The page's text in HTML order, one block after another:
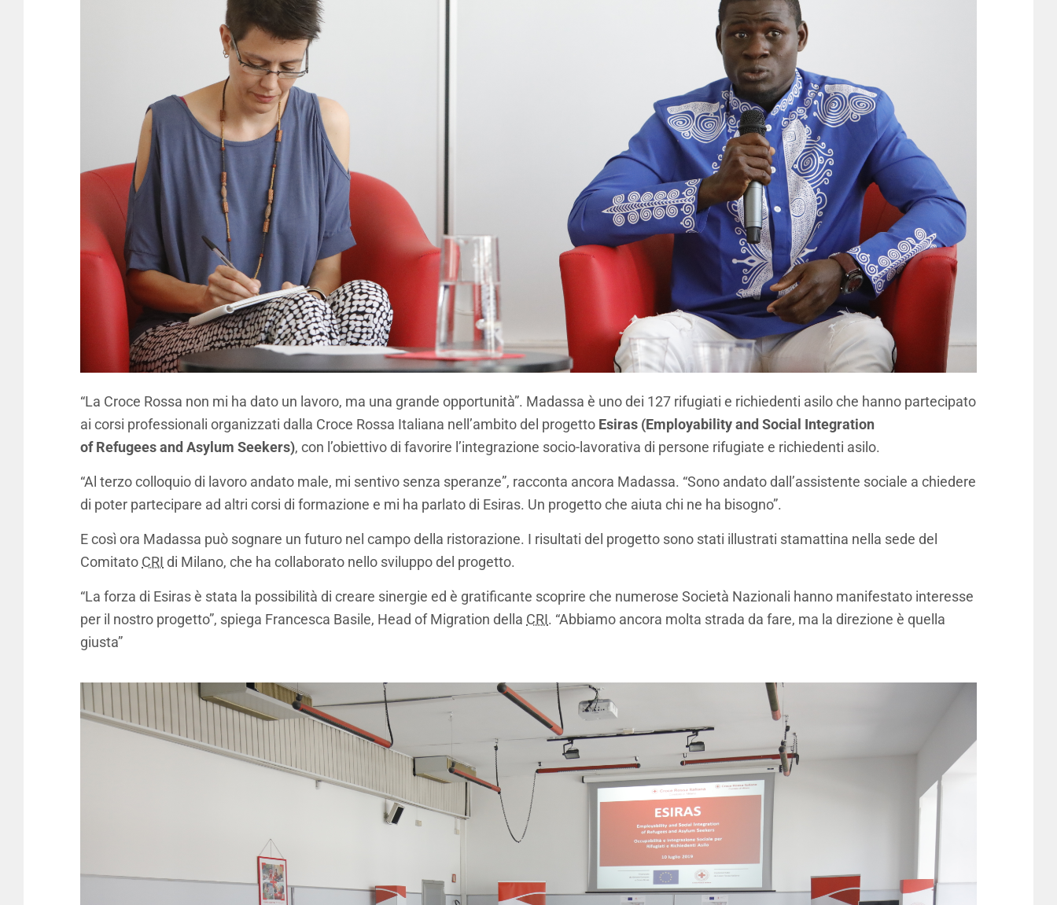
“La Croce Rossa non mi ha dato un lavoro, ma una grande opportunità”. Madassa è uno dei 127 rifugiati e richiedenti asilo che hanno partecipato
ai corsi professionali organizzati dalla Croce Rossa Italiana nell’ambito del progetto Esiras (Employability and Social Integration
of Refugees and Asylum Seekers), con l’obiettivo di favorire l’integrazione socio-lavorativa di persone rifugiate e richiedenti asilo.
“Al terzo colloquio di lavoro andato male, mi sentivo senza speranze”, racconta ancora Madassa. “Sono andato dall’assistente sociale a chiedere
di poter partecipare ad altri corsi di formazione e mi ha parlato di Esiras. Un progetto che aiuta chi ne ha bisogno”.
E così ora Madassa può sognare un futuro nel campo della ristorazione. I risultati del progetto sono stati illustrati stamattina nella sede del
Comitato CRI di Milano, che ha collaborato nello sviluppo del progetto.
“La forza di Esiras è stata la possibilità di creare sinergie ed è gratificante scoprire che numerose Società Nazionali hanno manifestato interesse
per il nostro progetto”, spiega Francesca Basile, Head of Migration della CRI. “Abbiamo ancora molta strada da fare, ma la direzione è quella
giusta”